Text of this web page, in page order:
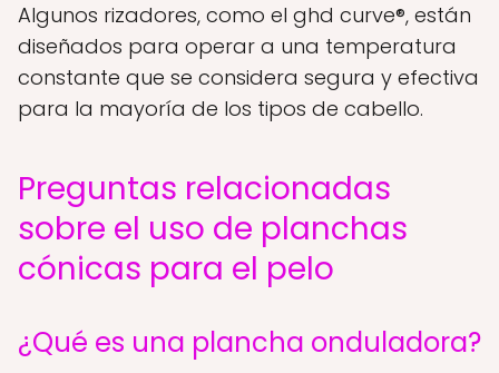
Algunos rizadores, como el ghd curve®, están
diseñados para operar a una temperatura
constante que se considera segura y efectiva
para la mayoría de los tipos de cabello.
Preguntas relacionadas
sobre el uso de planchas
cónicas para el pelo
¿Qué es una plancha onduladora?